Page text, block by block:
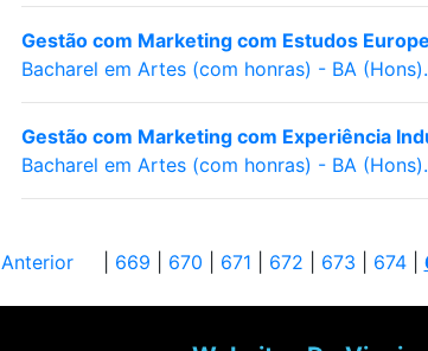
Gestão com Marketing com Estudos
Bacharel em Artes (com honras) - BA (Hons).
Gestão com Marketing com Experiência
Bacharel em Artes (com honras) - BA (Hons).
Anterior| 669 670 671 672 673 674|